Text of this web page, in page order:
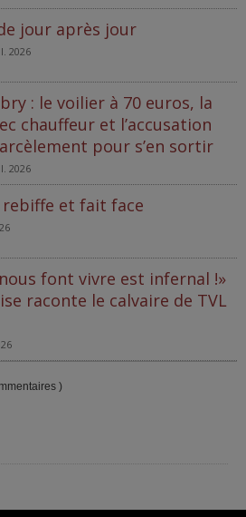
jour après jour
2026
: le voilier à 70 euros, la
chauffeur et l’accusation
pour s’en sortir
2026
et fait face
nous font vivre est infernal !»
raconte le calvaire de TVL
)